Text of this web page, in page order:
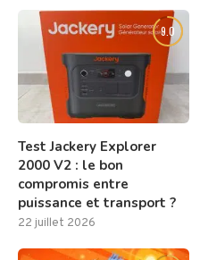
9.0
Test Jackery Explorer
2000 V2 : le bon
compromis entre
puissance et transport ?
22 juillet 2026